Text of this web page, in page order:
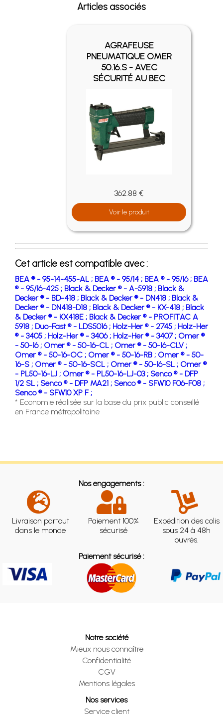
Articles associés
AGRAFEUSE
PNEUMATIQUE OMER
50.16.S - AVEC
SÉCURITÉ AU BEC
362.88 €
Voir le produit
Cet article est compatible avec :
BEA ® - 95-14-455-AL ; BEA ® - 95/14 ; BEA ® - 95/16 ; BEA
® - 95/16-425 ; Black & Decker ® - A-5918 ; Black &
Decker ® - BD-418 ; Black & Decker ® - DN418 ; Black &
Decker ® - DN418-D18 ; Black & Decker ® - KX-418 ; Black
& Decker ® - KX418E ; Black & Decker ® - PROFITAC A
5918 ; Duo-Fast ® - LDS5016 ; Holz-Her ® - 2745 ; Holz-Her
® - 3405 ; Holz-Her ® - 3406 ; Holz-Her ® - 3407 ; Omer ®
- 50-16 ; Omer ® - 50-16-CL ; Omer ® - 50-16-CLV ;
Omer ® - 50-16-OC ; Omer ® - 50-16-RB ; Omer ® - 50-
16-S ; Omer ® - 50-16-SCL ; Omer ® - 50-16-SL ; Omer ®
- PL50-16-LJ ; Omer ® - PL50-16-LJ-03 ; Senco ® - DFP
1/2 SL ; Senco ® - DFP MA21 ; Senco ® - SFW10 F06-F08 ;
Senco ® - SFW10 XP F ;
* Economie réalisée sur la base du prix public conseillé
en France métropolitaine
Nos engagements :
Livraison partout
dans le monde
Paiement 100%
sécurisé
Expédition des colis
sous 24 à 48h
ouvrés.
Paiement sécurisé :
Notre société
Mieux nous connaître
Confidentialité
CGV
Mentions légales
Nos services
Service client